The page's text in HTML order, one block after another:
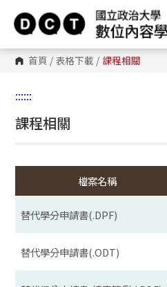
首頁 / 表格下載 / 課程相關
::::::
課程相關
檔案名稱
替代學分申請書(.DPF)
替代學分申請書(.ODT)